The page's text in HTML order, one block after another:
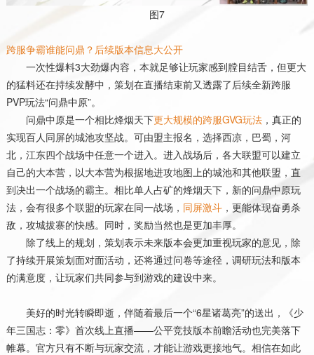
图7
跨服争霸谁能问鼎？后续版本信息大公开
一次性爆料3大劲爆内容，本就足够让玩家感到膛目结舌，但更大
的猛料还在持续发酵中，策划在直播结束前又透露了后续全新跨服
PVP玩法“问鼎中原”。
问鼎中原是一个相比烽烟天下更大规模的跨服GVG玩法，真正的
实现百人同屏的城池攻坚战。可由盟主报名，选择西凉，巴蜀，河
北，江东四个战场中任意一个进入。进入战场后，各大联盟可以建立
自己的大本营，以大本营为根据地进攻地图上的城池和其他联盟，直
到决出一个战场的霸主。相比单人占矿的烽烟天下，新的问鼎中原玩
法，会有很多个联盟的玩家在同一战场， 同屏激斗，更能体现奋勇杀
敌，攻城拔寨的快感。同时，奖励当然也是更加丰厚。
除了线上的规划，策划表示未来版本会更加重视玩家的意见，除
了持续开展策划面对面活动，还将通过问卷等途径，调研玩法和版本
的满意度，让玩家们共同参与到游戏的建设中来。
美好的时光转瞬即逝，伴随着最后一个“6星诸葛亮”的送出，《少
年三国志：零》首次线上直播——公平竞技版本前瞻活动也完美落下
帷幕。官方只有不断与玩家交流，才能让游戏更接地气。相信在如此